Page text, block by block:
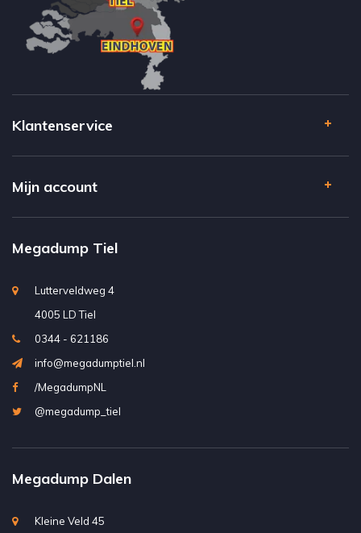
Klantenservice
Mijn account
Megadump Tiel
Lutterveldweg 4
4005 LD Tiel
0344 - 621186
info@megadumptiel.nl
/MegadumpNL
@megadump_tiel
Megadump Dalen
Kleine Veld 45